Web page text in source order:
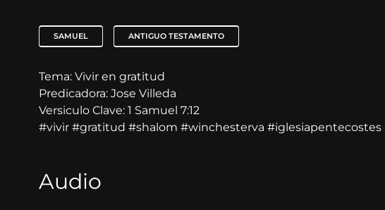
SAMUEL ANTIGUO TESTAMENTO
Tema: Vivir en gratitud
Predicadora: Jose Villeda
Versiculo Clave: 1 Samuel 7:12
#vivir #gratitud #shalom #winchesterva #iglesiapentecostes
Audio